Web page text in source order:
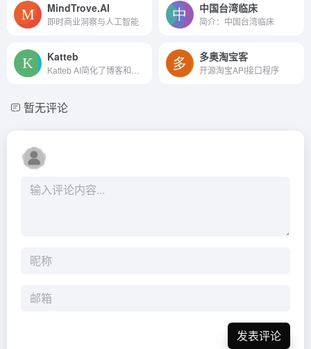
MindTrove.AI
即时商业洞察与人工智能
中国台湾临床
简介：中国台湾临床
Katteb 多奥淘宝客
开源淘宝API接口程序
暂无评论
发表评论